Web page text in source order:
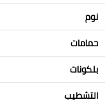
نوم
حمامات
بلكونات
التشطيب